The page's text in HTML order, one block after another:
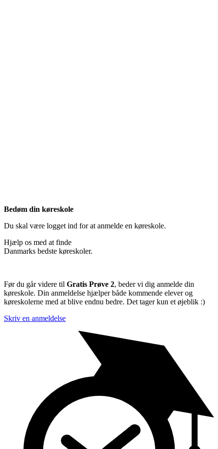
Bedøm din køreskole
Du skal være logget ind for at anmelde en køreskole.
Hjælp os med at finde
Danmarks bedste køreskoler.
Før du går videre til Gratis Prøve 2, beder vi dig anmelde din
køreskole. Din anmeldelse hjælper både kommende elever og
køreskolerne med at blive endnu bedre. Det tager kun et øjeblik :)
Skriv en anmeldelse